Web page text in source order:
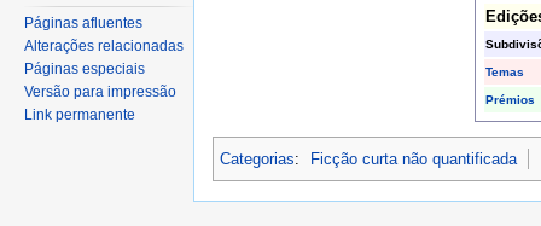
Temas
Prémios
Categorias: Ficção curta não quantificada
Páginas afluentes
Alterações relacionadas
Páginas especiais
Versão para impressão
Link permanente